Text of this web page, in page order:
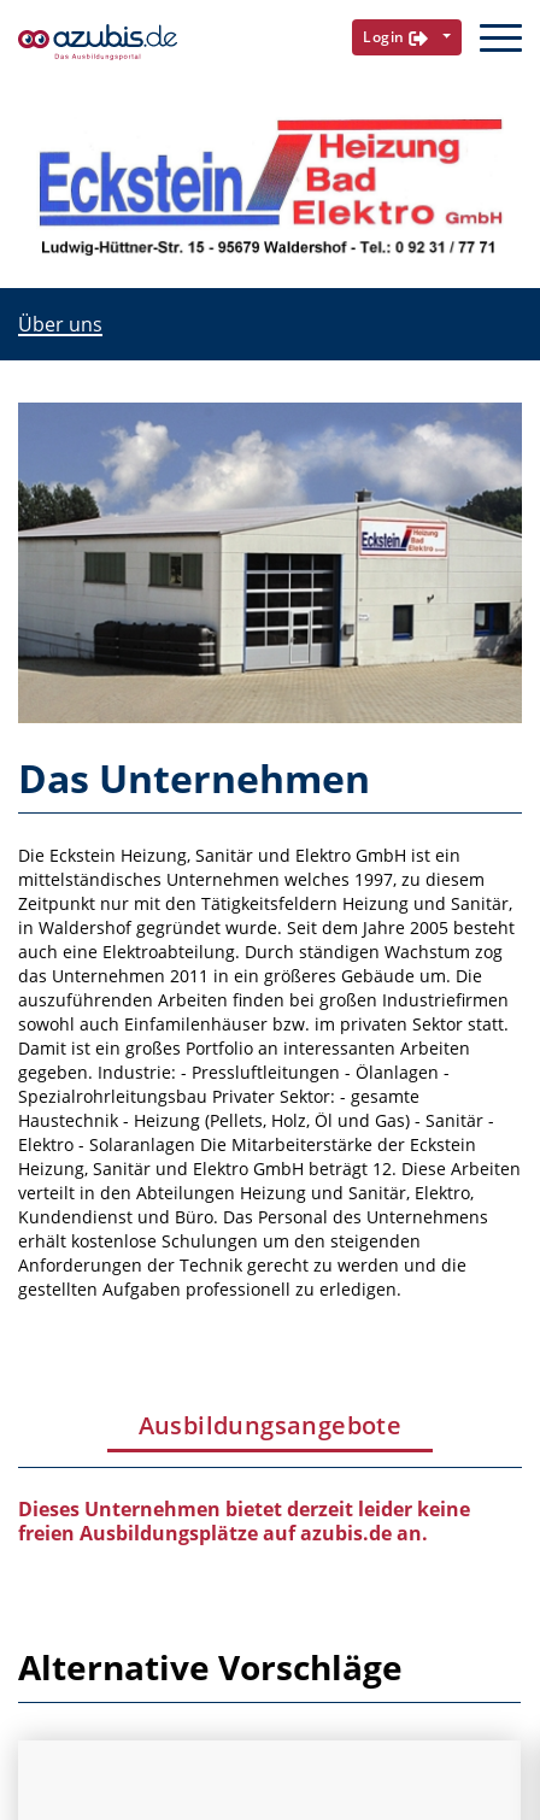
Login
Über uns
Das Unternehmen
Die Eckstein Heizung, Sanitär und Elektro GmbH ist ein
mittelständisches Unternehmen welches 1997, zu diesem
Zeitpunkt nur mit den Tätigkeitsfeldern Heizung und Sanitär,
in Waldershof gegründet wurde. Seit dem Jahre 2005 besteht
auch eine Elektroabteilung. Durch ständigen Wachstum zog
das Unternehmen 2011 in ein größeres Gebäude um. Die
auszuführenden Arbeiten finden bei großen Industriefirmen
sowohl auch Einfamilenhäuser bzw. im privaten Sektor statt.
Damit ist ein großes Portfolio an interessanten Arbeiten
gegeben. Industrie: - Pressluftleitungen - Ölanlagen -
Spezialrohrleitungsbau Privater Sektor: - gesamte
Haustechnik - Heizung (Pellets, Holz, Öl und Gas) - Sanitär -
Elektro - Solaranlagen Die Mitarbeiterstärke der Eckstein
Heizung, Sanitär und Elektro GmbH beträgt 12. Diese Arbeiten
verteilt in den Abteilungen Heizung und Sanitär, Elektro,
Kundendienst und Büro. Das Personal des Unternehmens
erhält kostenlose Schulungen um den steigenden
Anforderungen der Technik gerecht zu werden und die
gestellten Aufgaben professionell zu erledigen.
Ausbildungsangebote
Dieses Unternehmen bietet derzeit leider keine
freien Ausbildungsplätze auf azubis.de an.
Alternative Vorschläge